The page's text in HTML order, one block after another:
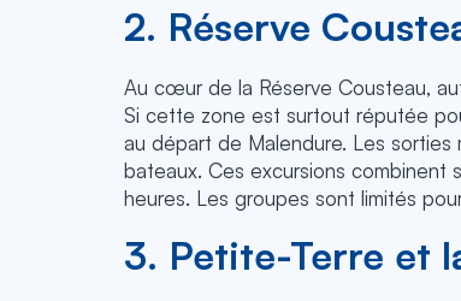
2. Réserve
Au cœur de la Réserve Cousteau,
Si cette zone est surtout réputée
au départ de Malendure. Les
bateaux. Ces excursions combinent
heures. Les groupes sont limités
3. Petite-Terre et